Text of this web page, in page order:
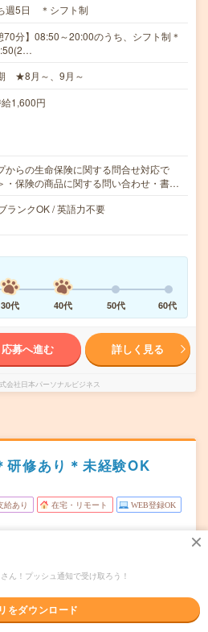
週5日 ＊シフト制
70分】08:50～20:00のうち、シフト制＊
★8月～、9月～
1,600円
からの生命保険に関する問合せ対応で
・保険の商品に関する問い合わせ・書…
ランクOK / 英語力不要
30代 40代 50代 60代
応募へ進む 詳しく見る
会社日本パーソナルビジネス
研修あり＊未経験OK
給あり 在宅・リモート WEB登録OK
ら徒歩3分／中洲川端駅から徒歩5分
祝がお休みのシフト勤務です。
は月15時間程度。※休憩は計75分で
ん！プッシュ通知で受け取ろう！
をダウンロード